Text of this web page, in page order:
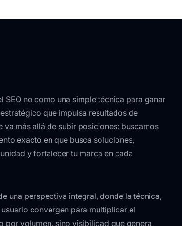
SEO no como una simple técnica para ganar
que impulsa resultados de
va más allá de subir posiciones: buscamos
exacto en que busca soluciones,
y fortalecer tu marca en cada
una perspectiva integral, donde la técnica,
convergen para multiplicar el
por volumen, sino visibilidad que genera